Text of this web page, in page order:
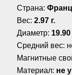
Страна:
Вес: 2.97 г.
Диаметр:
Средний вес:
Магнитные
Материал: не